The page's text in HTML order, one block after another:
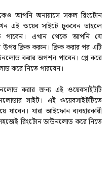
আপনি অনায়াসে সকল রিংটোন
এই ওয়েব সাইটে ঢুকবেন তাহলে
পাবেন। এখান থেকে আপনি যে
ক্লিক করুন। ক্লিক করার পর এটি
করার অপশন পাবেন। প্লে করে
করে নিতে পারবেন।
করার জন্য এই ওয়েবসাইটটি
সাইট। এই ওয়েবসাইটটিতে
যাবেন। যারা আইফোন ব্যবহারকারী
রিংটোন ডাউনলোড করে নিতে